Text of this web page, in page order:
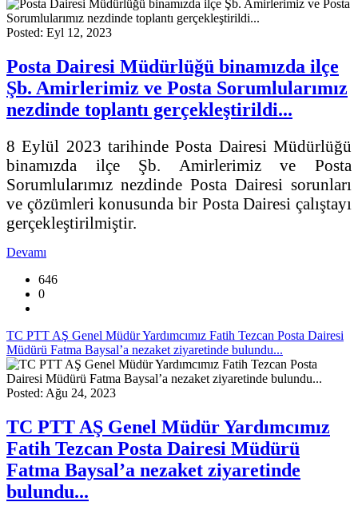
Posted: Eyl 12, 2023
Posta Dairesi Müdürlüğü binamızda ilçe
Şb. Amirlerimiz ve Posta Sorumlularımız
nezdinde toplantı gerçekleştirildi...
8 Eylül 2023 tarihinde Posta Dairesi Müdürlüğü
binamızda ilçe Şb. Amirlerimiz ve Posta
Sorumlularımız nezdinde Posta Dairesi sorunları
ve çözümleri konusunda bir Posta Dairesi çalıştayı
gerçekleştirilmiştir.
Devamı
646
0
TC PTT AŞ Genel Müdür Yardımcımız Fatih Tezcan Posta Dairesi
Müdürü Fatma Baysal’a nezaket ziyaretinde bulundu...
Posted: Ağu 24, 2023
TC PTT AŞ Genel Müdür Yardımcımız
Fatih Tezcan Posta Dairesi Müdürü
Fatma Baysal’a nezaket ziyaretinde
bulundu...